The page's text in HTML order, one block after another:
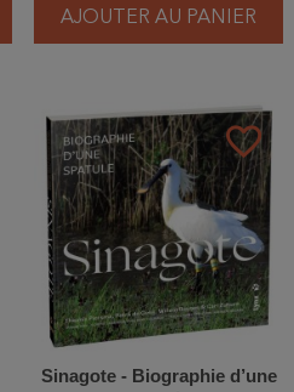
AJOUTER AU PANIER
favorite_border
Sinagote - Biographie d’une